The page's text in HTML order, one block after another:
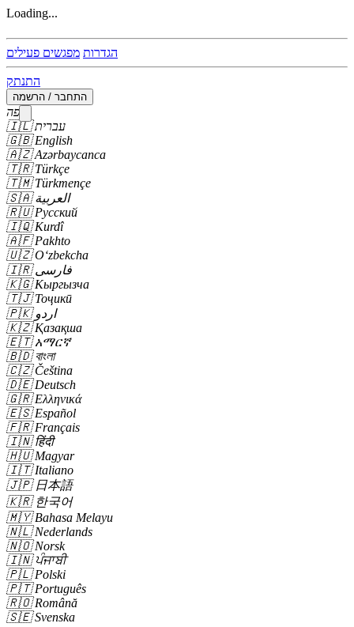
Loading...
הגדרות מפגשים פעילים
התנתק
התחבר / הרשמה
שפה
🇮🇱 עברית
🇬🇧 English
🇦🇿 Azərbaycanca
🇹🇷 Türkçe
🇹🇲 Türkmençe
🇸🇦 العربية
🇷🇺 Русский
🇮🇶 Kurdî
🇦🇫 Pakhto
🇺🇿 Oʻzbekcha
🇮🇷 فارسی
🇰🇬 Кыргызча
🇹🇯 Тоҷикӣ
🇵🇰 اردو
🇰🇿 Қазақша
🇪🇹 አማርኛ
🇧🇩 বাংলা
🇨🇿 Čeština
🇩🇪 Deutsch
🇬🇷 Ελληνικά
🇪🇸 Español
🇫🇷 Français
🇮🇳 हिंदी
🇭🇺 Magyar
🇮🇹 Italiano
🇯🇵 日本語
🇰🇷 한국어
🇲🇾 Bahasa Melayu
🇳🇱 Nederlands
🇳🇴 Norsk
🇮🇳 ਪੰਜਾਬੀ
🇵🇱 Polski
🇵🇹 Português
🇷🇴 Română
🇸🇪 Svenska